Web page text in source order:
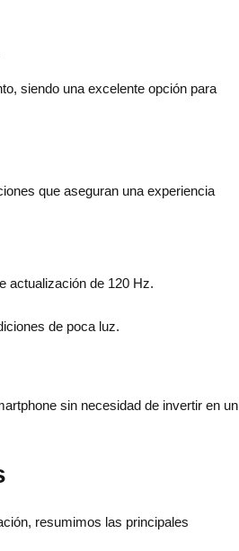
siendo una excelente opción para
que aseguran una experiencia
actualización de 120 Hz.
de poca luz.
sin necesidad de invertir en un
resumimos las principales